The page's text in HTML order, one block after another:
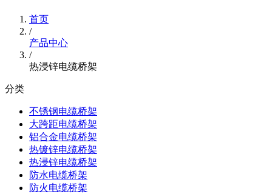
首页
/
产品中心
/
热浸锌电缆桥架
分类
不锈钢电缆桥架
大跨距电缆桥架
铝合金电缆桥架
热镀锌电缆桥架
热浸锌电缆桥架
防水电缆桥架
防火电缆桥架